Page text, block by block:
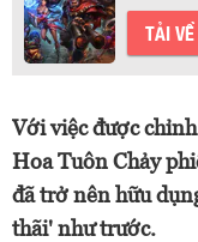
TẢI VỀ
Với việc được
Hoa Tuôn Chảy
đã trở nên hữu
thãi' như trước.